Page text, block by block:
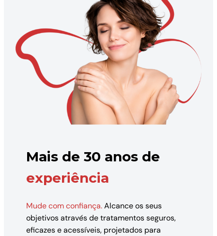
Mais de 30 anos de
experiência
Mude com confiança.Alcance os seus
objetivos através de tratamentos seguros,
eficazes e acessíveis, projetados para